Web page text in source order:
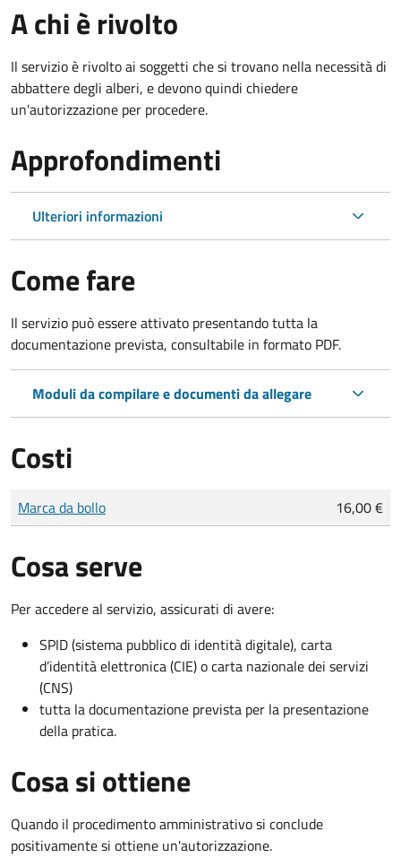
A chi è rivolto
Il servizio è rivolto ai soggetti che si trovano nella necessità di
abbattere degli alberi, e devono quindi chiedere
un'autorizzazione per procedere.
Approfondimenti
Ulteriori informazioni
Come fare
Il servizio può essere attivato presentando tutta la
documentazione prevista, consultabile in formato PDF.
Moduli da compilare e documenti da allegare
Costi
Tipo di pagamento
Importo
Marca da bollo 16,00 €
Cosa serve
Per accedere al servizio, assicurati di avere:
SPID (sistema pubblico di identità digitale), carta
d’identità elettronica (CIE) o carta nazionale dei servizi
(CNS)
tutta la documentazione prevista per la presentazione
della pratica.
Cosa si ottiene
Quando il procedimento amministrativo si conclude
positivamente si ottiene un'autorizzazione.